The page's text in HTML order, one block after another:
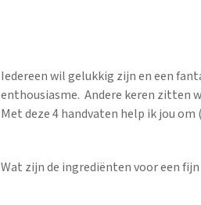
Iedereen wil gelukkig zijn en een
enthousiasme. Andere keren zitten
Met deze 4 handvaten help ik jou
Wat zijn de ingrediënten voor een